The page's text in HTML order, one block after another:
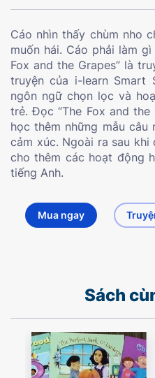
Cáo nhìn thấy chùm nho
muốn hái. Cáo phải làm
Fox and the Grapes” là
truyện của i-learn Smart
ngôn ngữ chọn lọc và
trẻ. Đọc “The Fox and the
học thêm những mẫu câu
cảm xúc. Ngoài ra sau
cho thêm các hoạt động
tiếng Anh.
Mua ngay
Sách